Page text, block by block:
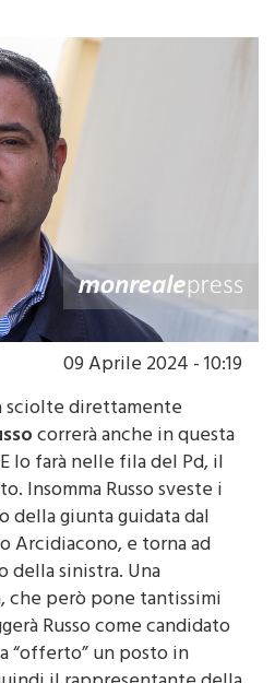
09 Aprile 2024 - 10:19
sciolte direttamente
correrà anche in questa
lo farà nelle fila del Pd, il
Insomma Russo sveste i
della giunta guidata dal
Arcidiacono, e torna ad
della sinistra. Una
che però pone tantissimi
Russo come candidato
“offerto” un posto in